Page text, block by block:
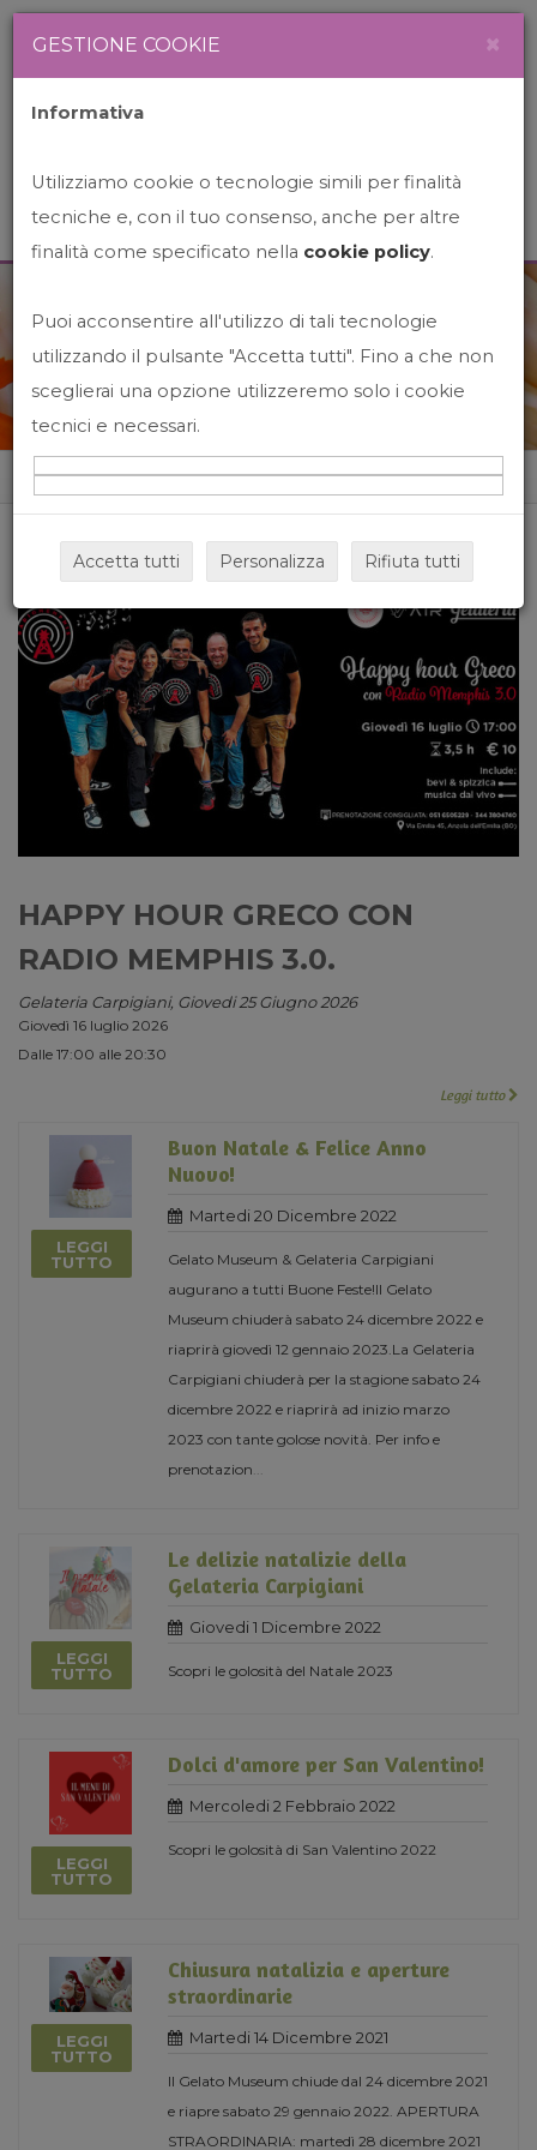
News&Events
Home News&events
HAPPY HOUR GRECO CON
RADIO MEMPHIS 3.0.
Gelateria Carpigiani, Giovedi 25 Giugno 2026
Giovedì 16 luglio 2026
Dalle 17:00 alle 20:30
Leggi tutto
LEGGI
TUTTO
Buon Natale & Felice Anno
Nuovo!
Martedi 20 Dicembre 2022
Gelato Museum & Gelateria Carpigiani
augurano a tutti Buone Feste!Il Gelato
Museum chiuderà sabato 24 dicembre 2022 e
riaprirà giovedì 12 gennaio 2023.La Gelateria
Carpigiani chiuderà per la stagione sabato 24
dicembre 2022 e riaprirà ad inizio marzo
2023 con tante golose novità. Per info e
prenotazion
LEGGI
TUTTO
Le delizie natalizie della
Gelateria Carpigiani
Giovedi 1 Dicembre 2022
Scopri le golosità del Natale 2023
LEGGI
TUTTO
Dolci d'amore per San Valentino!
Mercoledi 2 Febbraio 2022
Scopri le golosità di San Valentino 2022
LEGGI
TUTTO
Chiusura natalizia e aperture
straordinarie
Martedi 14 Dicembre 2021
Il Gelato Museum chiude dal 24 dicembre 2021
e riapre sabato 29 gennaio 2022. APERTURA
STRAORDINARIA: martedì 28 dicembre 2021
GESTIONE COOKIE ×
Informativa
Utilizziamo cookie o tecnologie simili per finalità
tecniche e, con il tuo consenso, anche per altre
finalità come specificato nella cookie policy.
Puoi acconsentire all'utilizzo di tali tecnologie
utilizzando il pulsante "Accetta tutti". Fino a che non
sceglierai una opzione utilizzeremo solo i cookie
tecnici e necessari.
Accetta tutti Personalizza Rifiuta tutti